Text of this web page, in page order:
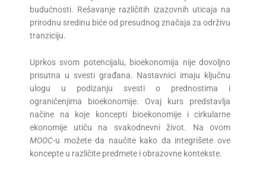
budućnosti. Rešavanje različitih izazovnih uticaja na
prirodnu sredinu biće od presudnog značaja za održivu
tranziciju.
Uprkos svom potencijalu, bioekonomija nije dovoljno
prisutna u svesti građana. Nastavnici imaju ključnu
ulogu u podizanju svesti o prednostima i
ograničenjima bioekonomije. Ovaj kurs predstavlja
načine na koje koncepti bioekonomije i cirkularne
ekonomije utiču na svakodnevni život. Na ovom
MOOC-u možete da naučite kako da integrišete ove
koncepte u različite predmete i obrazovne kontekste.